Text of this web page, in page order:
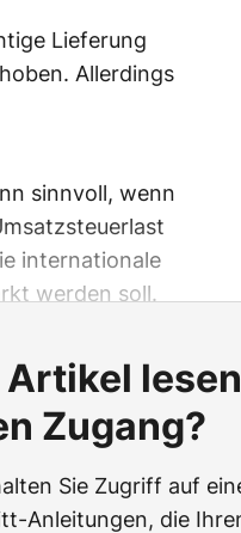
Lieferung
Allerdings
sinnvoll, wenn
internationale
werden soll.
Zugang?
Sie Zugriff auf
Anleitungen, die